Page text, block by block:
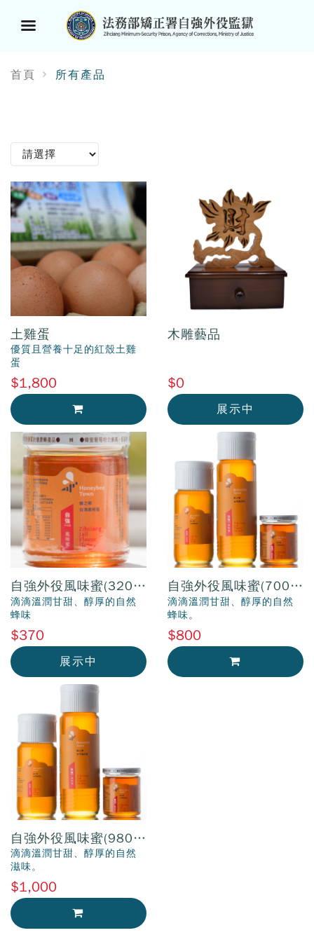
單
鈕
首頁 所有產品
土雞蛋
優質且營養十足的紅殼土雞
蛋
$1,800
木雕藝品
$0
展示中
自強外役風味蜜(320公
克)
滴滴溫潤甘甜、醇厚的自然
蜂味
$370
展示中
自強外役風味蜜(700公
克)
滴滴溫潤甘甜、醇厚的自然
蜂味。
$800
自強外役風味蜜(980公
克)
滴滴溫潤甘甜、醇厚的自然
滋味。
$1,000